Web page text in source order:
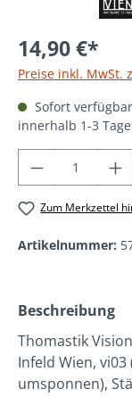
14,90 €*
Preise inkl. MwSt.
Sofort
innerhalb 1-3
Produkt
Zum Merkzettel
Artikelnummer:
Beschreibung
Thomastik
Infeld Wien,
umsponnen),